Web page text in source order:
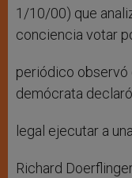
1/10/00) que
conciencia votar
periódico observó
demócrata
legal ejecutar a
Richard